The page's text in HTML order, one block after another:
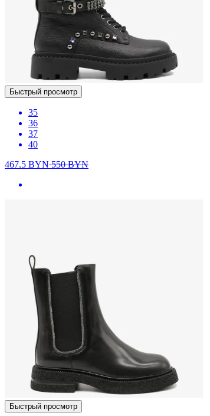
Быстрый просмотр
35
36
37
40
467.5 BYN550BYN
Быстрый просмотр